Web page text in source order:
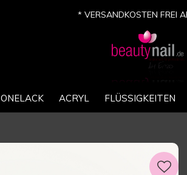
ONELACK ACRYL FLÜSSIGKEITEN
* VERSANDKOSTEN FREI